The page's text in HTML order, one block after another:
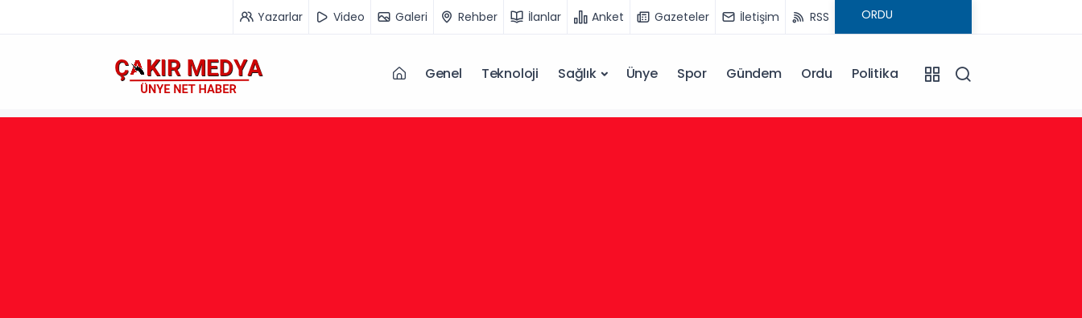
Yazarlar Video Galeri Rehber İlanlar Anket Gazeteler İletişim RSS
Genel Teknoloji Sağlık Ünye Spor Gündem Ordu Politika